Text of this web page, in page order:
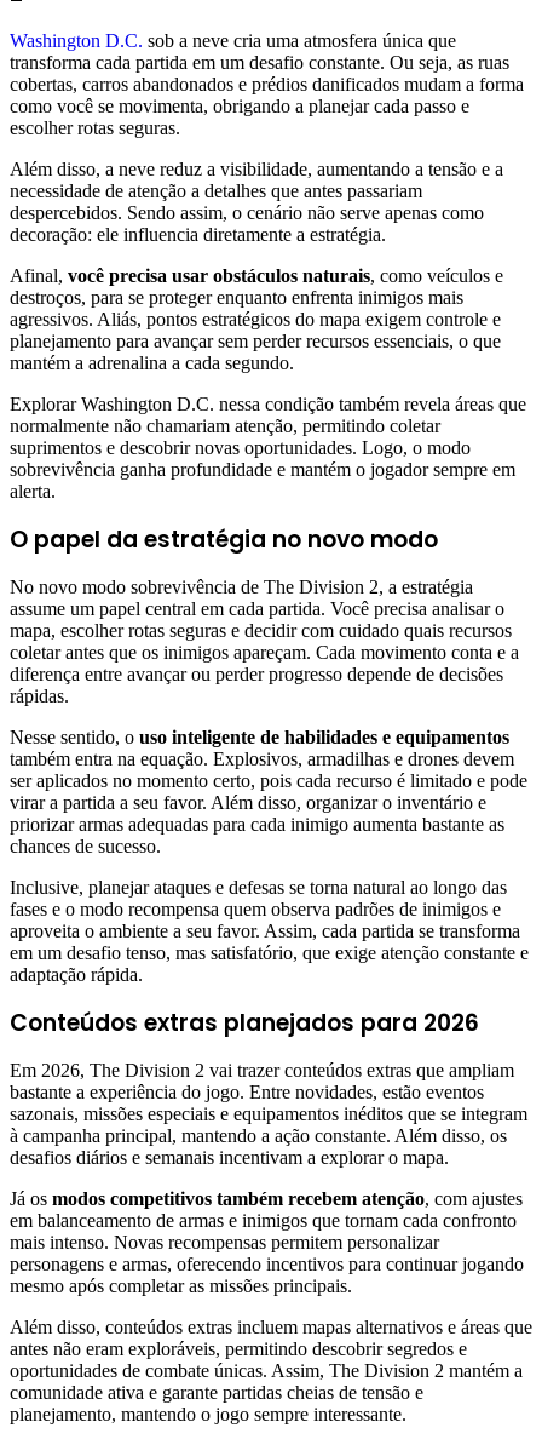
Washington D.C. sob a neve cria uma atmosfera única que
transforma cada partida em um desafio constante. Ou seja, as ruas
cobertas, carros abandonados e prédios danificados mudam a forma
como você se movimenta, obrigando a planejar cada passo e
escolher rotas seguras.
Além disso, a neve reduz a visibilidade, aumentando a tensão e a
necessidade de atenção a detalhes que antes passariam
despercebidos. Sendo assim, o cenário não serve apenas como
decoração: ele influencia diretamente a estratégia.
Afinal, você precisa usar obstáculos naturais, como veículos e
destroços, para se proteger enquanto enfrenta inimigos mais
agressivos. Aliás, pontos estratégicos do mapa exigem controle e
planejamento para avançar sem perder recursos essenciais, o que
mantém a adrenalina a cada segundo.
Explorar Washington D.C. nessa condição também revela áreas que
normalmente não chamariam atenção, permitindo coletar
suprimentos e descobrir novas oportunidades. Logo, o modo
sobrevivência ganha profundidade e mantém o jogador sempre em
alerta.
O papel da estratégia no novo modo
No novo modo sobrevivência de The Division 2, a estratégia
assume um papel central em cada partida. Você precisa analisar o
mapa, escolher rotas seguras e decidir com cuidado quais recursos
coletar antes que os inimigos apareçam. Cada movimento conta e a
diferença entre avançar ou perder progresso depende de decisões
rápidas.
Nesse sentido, o uso inteligente de habilidades e equipamentos
também entra na equação. Explosivos, armadilhas e drones devem
ser aplicados no momento certo, pois cada recurso é limitado e pode
virar a partida a seu favor. Além disso, organizar o inventário e
priorizar armas adequadas para cada inimigo aumenta bastante as
chances de sucesso.
Inclusive, planejar ataques e defesas se torna natural ao longo das
fases e o modo recompensa quem observa padrões de inimigos e
aproveita o ambiente a seu favor. Assim, cada partida se transforma
em um desafio tenso, mas satisfatório, que exige atenção constante e
adaptação rápida.
Conteúdos extras planejados para 2026
Em 2026, The Division 2 vai trazer conteúdos extras que ampliam
bastante a experiência do jogo. Entre novidades, estão eventos
sazonais, missões especiais e equipamentos inéditos que se integram
à campanha principal, mantendo a ação constante. Além disso, os
desafios diários e semanais incentivam a explorar o mapa.
Já os modos competitivos também recebem atenção, com ajustes
em balanceamento de armas e inimigos que tornam cada confronto
mais intenso. Novas recompensas permitem personalizar
personagens e armas, oferecendo incentivos para continuar jogando
mesmo após completar as missões principais.
Além disso, conteúdos extras incluem mapas alternativos e áreas que
antes não eram exploráveis, permitindo descobrir segredos e
oportunidades de combate únicas. Assim, The Division 2 mantém a
comunidade ativa e garante partidas cheias de tensão e
planejamento, mantendo o jogo sempre interessante.